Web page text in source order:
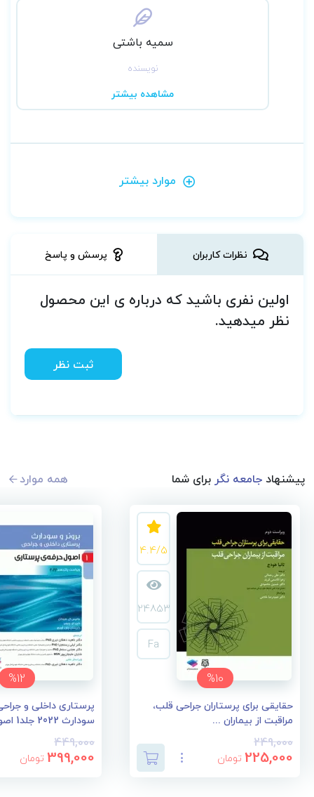
سمیه باشتی
نویسنده
مشاهده بیشتر
موارد بیشتر
نظرات کاربران پرسش و پاسخ
اولین نفری باشید که درباره ی این محصول
نظر میدهید.
ثبت نظر
پیشنهادجامعه نگر برای شما همه موارد
%10
4.4/5
24853
Fa
حقایقی برای پرستاران جراحی قلب،
مراقبت از بیماران ...
249,000
225,000 تومان
%12
پرستاری داخلی و
سودارث 2022 جلد1 اصو...
449,000
399,000 تومان